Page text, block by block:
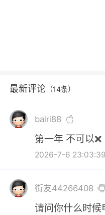
最新评论 （14条）
bairi88
第一年 不可以❌
2026-7-6 23:03:39
街友44266408
请问你什么时